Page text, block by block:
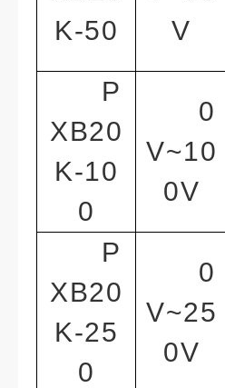
K-50
V
P
XB20
K-10
0
0
V~10
0V
P
XB20
K-25
0
0
V~25
0V